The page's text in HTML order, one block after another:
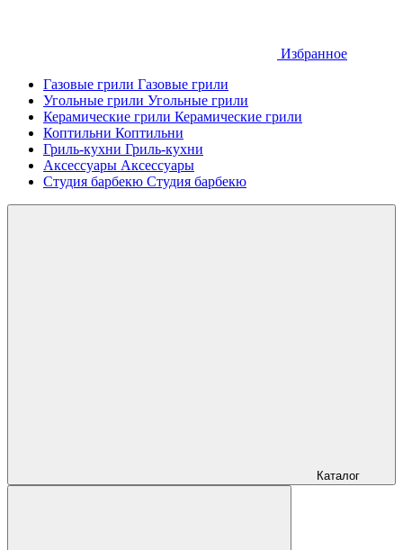
Избранное
Газовые грили Газовые грили
Угольные грили Угольные грили
Керамические грили Керамические грили
Коптильни Коптильни
Гриль-кухни Гриль-кухни
Аксессуары Аксессуары
Студия барбекю Студия барбекю
Каталог